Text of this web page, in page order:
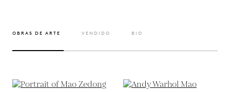
OBRAS DE ARTE VENDIDO BIO